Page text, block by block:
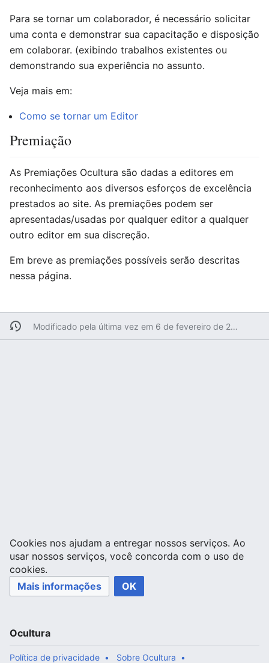
Para se tornar um colaborador, é necessário solicitar
uma conta e demonstrar sua capacitação e disposição
em colaborar. (exibindo trabalhos existentes ou
demonstrando sua experiência no assunto.
Veja mais em:
Como se tornar um Editor
Premiação
As Premiações Ocultura são dadas a editores em
reconhecimento aos diversos esforços de excelência
prestados ao site. As premiações podem ser
apresentadas/usadas por qualquer editor a qualquer
outro editor em sua discreção.
Em breve as premiações possíveis serão descritas
nessa página.
Modificado pela última vez em 6 de fevereiro de 2023 às 13h25min
Cookies nos ajudam a entregar nossos serviços. Ao
usar nossos serviços, você concorda com o uso de
cookies.
Mais informações
OK
Ocultura
Política de privacidade Sobre Ocultura